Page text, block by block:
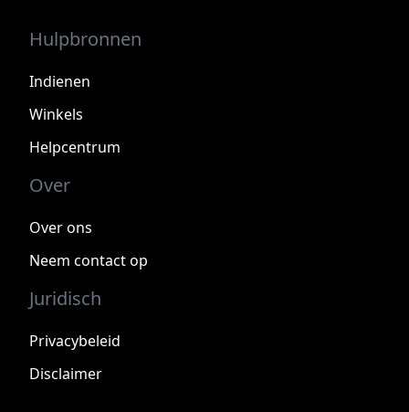
Hulpbronnen
Indienen
Winkels
Helpcentrum
Over
Over ons
Neem contact op
Juridisch
Privacybeleid
Disclaimer